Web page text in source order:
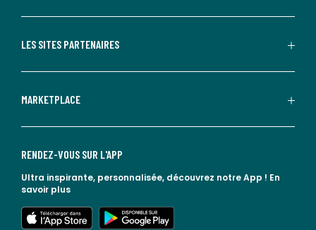
LES SITES PARTENAIRES
MARKETPLACE
RENDEZ-VOUS SUR L'APP
Ultra inspirante, personnalisée, découvrez notre App ! En
savoir plus
lien vers l'app store
lien vers google play